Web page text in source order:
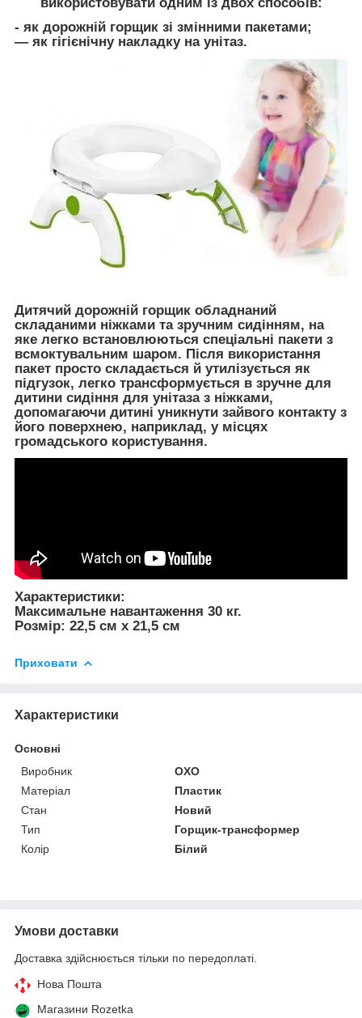
- як дорожній горщик зі змінними пакетами;
— як гігієнічну накладку на унітаз.
Дитячий дорожній горщик обладнаний
складаними ніжками та зручним сидінням, на
яке легко встановлюються спеціальні пакети з
всмоктувальним шаром. Після використання
пакет просто складається й утилізується як
підгузок, легко трансформується в зручне для
дитини сидіння для унітаза з ніжками,
допомагаючи дитині уникнути зайвого контакту з
його поверхнею, наприклад, у місцях
громадського користування.
Характеристики:
Максимальне навантаження 30 кг.
Розмір: 22,5 см x 21,5 см
Приховати
Характеристики
Основні
Виробник
OXO
Матеріал
Пластик
Стан
Новий
Тип
Горщик-трансформер
Колір
Білий
Умови доставки
Доставка здійснюється тільки по передоплаті.
Нова Пошта
Магазини Rozetka